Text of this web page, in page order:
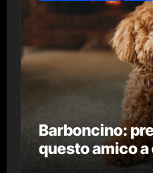
Barboncino:
questo amico